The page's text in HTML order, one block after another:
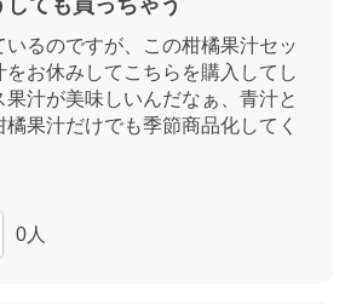
ても買っちゃう
るのですが、この柑橘果汁セッ
をお休みしてこちらを購入してし
果汁が美味しいんだなぁ、青汁と
果汁だけでも季節商品化してく
0 人